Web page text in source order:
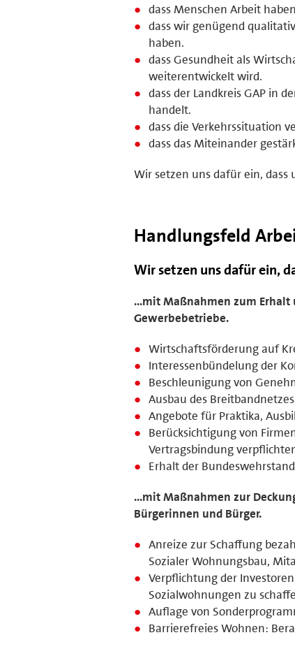
dass Menschen Arbeit
dass wir genügend
haben.
dass Gesundheit als
weiterentwickelt wird.
dass der Landkreis GAP in
handelt.
dass die Verkehrssituation
dass das Miteinander
Wir setzen uns dafür ein,
Handlungsfeld
Wir setzen uns dafür ein,
...mit Maßnahmen zum
Gewerbebetriebe.
Wirtschaftsförderung auf
Interessenbündelung der
Beschleunigung von
Ausbau des Breitbandnetzes
Angebote für Praktika,
Berücksichtigung von
Vertragsbindung
Erhalt der
...mit Maßnahmen zur
Bürgerinnen und Bürger.
Anreize zur Schaffung
Sozialer Wohnungsbau,
Verpflichtung der
Sozialwohnungen zu
Auflage von
Barrierefreies Wohnen: